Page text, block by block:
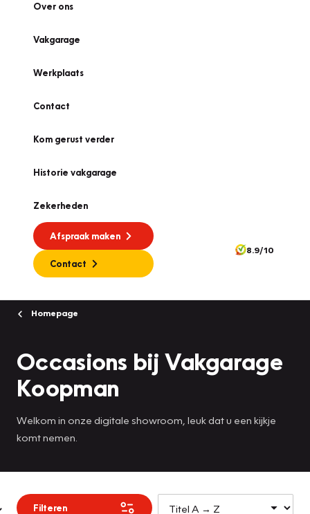
Over ons
Vakgarage
Werkplaats
Contact
Kom gerust verder
Historie vakgarage
Zekerheden
Afspraak maken
Contact
8.9/10
Homepage
Occasions bij Vakgarage
Koopman
Welkom in onze digitale showroom, leuk dat u een kijkje
komt nemen.
Filteren